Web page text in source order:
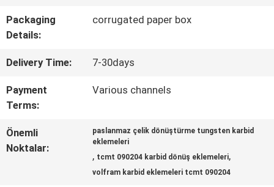
KONTROL
BIZE
ULAŞIN
HABERLER
Packaging
Details:
corrugated paper box
Delivery Time: 7-30days
Payment
Terms:
Various channels
Önemli
Noktalar:
paslanmaz çelik dönüştürme tungsten karbid
eklemeleri
, tcmt 090204 karbid dönüş eklemeleri,
volfram karbid eklemeleri tcmt 090204